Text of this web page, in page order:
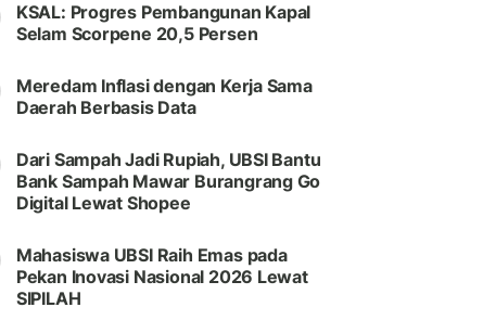
KSAL: Progres Pembangunan Kapal
Selam Scorpene 20,5 Persen
Meredam Inflasi dengan Kerja Sama
Daerah Berbasis Data
Dari Sampah Jadi Rupiah, UBSI Bantu
Bank Sampah Mawar Burangrang Go
Digital Lewat Shopee
Mahasiswa UBSI Raih Emas pada
Pekan Inovasi Nasional 2026 Lewat
SIPILAH